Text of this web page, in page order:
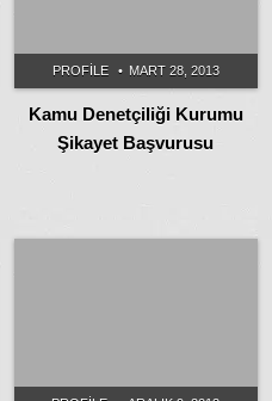
PROFILE MART 28, 2013
Kamu Denetçiliği Kurumu
Şikayet Başvurusu